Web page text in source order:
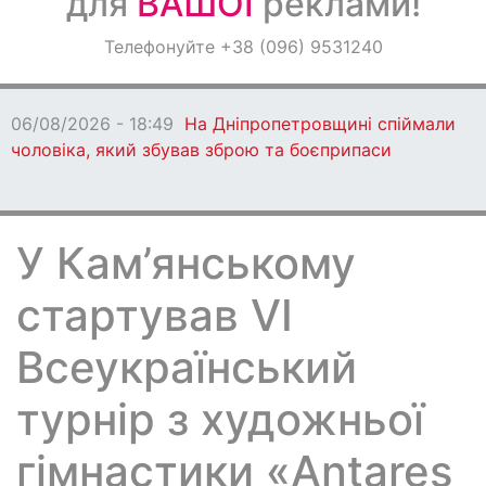
ОголошенняТелефонуйте +38 (096) 9531240
06/08/2026 - 18:49 На Дніпропетровщині спіймали
чоловіка, який збував зброю та боєприпаси
У Кам’янському
стартував VІ
Всеукраїнський
турнір з художньої
гімнастики «Antares